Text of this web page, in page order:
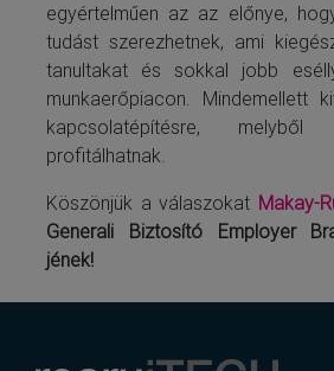
egyértelműen az az előnye,
tudást szerezhetnek, ami
tanultakat és sokkal jobb
munkaerőpiacon. Mindemellett
kapcsolatépítésre,
profitálhatnak.
Köszönjük a válaszokat Makay-
Generali Biztosító Employer
jének!